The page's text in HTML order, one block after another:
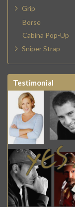
Grip
Borse
Cabina Pop-Up
Sniper Strap
Testimonial